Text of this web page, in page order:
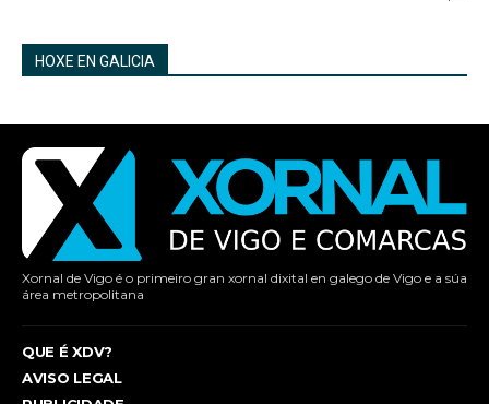
HOXE EN GALICIA
Xornal de Vigo é o primeiro gran xornal dixital en galego de Vigo e a súa
área metropolitana
QUE É XDV?
AVISO LEGAL